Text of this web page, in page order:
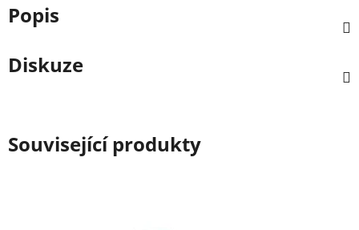
Popis
Diskuze
Související produkty